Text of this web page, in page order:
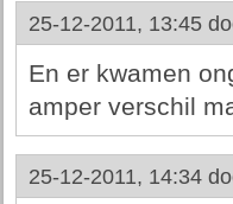
25-12-2011, 13:45
En er kwamen
amper verschil
25-12-2011, 14:34